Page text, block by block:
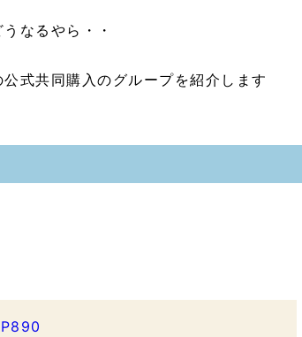
なるやら・・
式共同購入のグループを紹介します